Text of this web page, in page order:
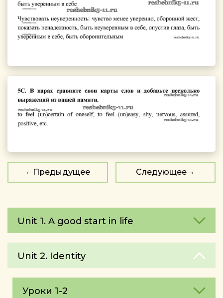
Предыдущее Следующее
Unit 1. A good start in life
Unit 2. Identity
Уроки 1-2